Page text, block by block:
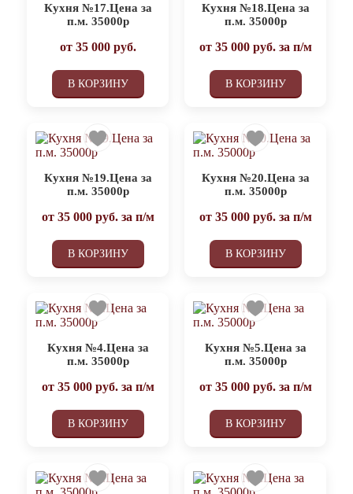
Кухня №17.Цена за
п.м. 35000р
от 35 000руб.
В КОРЗИНУ
Кухня №18.Цена за
п.м. 35000р
от 35 000руб. за п/м
В КОРЗИНУ
Кухня №19.Цена за
п.м. 35000р
от 35 000руб. за п/м
В КОРЗИНУ
Кухня №20.Цена за
п.м. 35000р
от 35 000руб. за п/м
В КОРЗИНУ
Кухня №4.Цена за
п.м. 35000р
от 35 000руб. за п/м
В КОРЗИНУ
Кухня №5.Цена за
п.м. 35000р
от 35 000руб. за п/м
В КОРЗИНУ